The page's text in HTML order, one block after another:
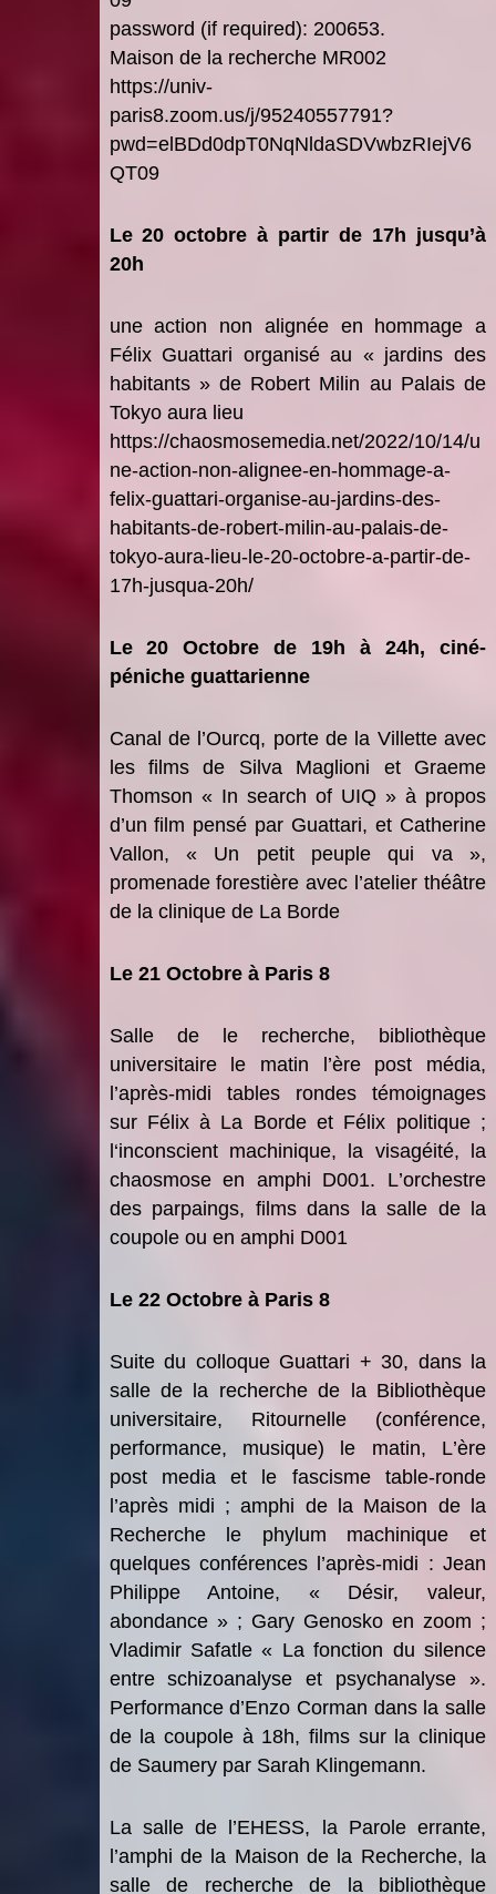
password (if required): 200653.
Maison de la recherche MR002
https://univ-
paris8.zoom.us/j/95240557791?
pwd=elBDd0dpT0NqNldaSDVwbzRIejV6
QT09
Le 20 octobre à partir de 17h jusqu’à
20h
une action non alignée en hommage a
Félix Guattari organisé au « jardins des
habitants » de Robert Milin au Palais de
Tokyo aura lieu
https://chaosmosemedia.net/2022/10/14/u
ne-action-non-alignee-en-hommage-a-
felix-guattari-organise-au-jardins-des-
habitants-de-robert-milin-au-palais-de-
tokyo-aura-lieu-le-20-octobre-a-partir-de-
17h-jusqua-20h/
Le 20 Octobre de 19hà24h, ciné-
péniche guattarienne
Canal de l’Ourcq, porte de la Villette avec
les films de Silva Maglioni et Graeme
Thomson « In search of UIQ » à propos
d’un film pensé par Guattari, et Catherine
Vallon, « Un petit peuple qui va »,
promenade forestière avec l’atelier théâtre
de la clinique de La Borde
Le 21 Octobre à Paris 8
Salle de le recherche, bibliothèque
universitaire
le matin l’ère post média,
l’après-midi tables rondes témoignages
sur Félixà La Bordeet Félix politique;
l‘inconscient machinique, la visagéité, la
chaosmoseen amphi D001. L’orchestre
des parpaings, filmsdans la salle de la
coupole ou en amphi D001
Le 22 Octobre à Paris 8
Suite du colloque Guattari + 30, dans la
salle de la recherche de la Bibliothèque
universitaire, Ritournelle (conférence,
performance, musique) le matin, L’ère
post media et le fascismetable-ronde
l’après midi ; amphi de la Maison de la
Recherche
le phylum machinique et
quelques conférences l’après-midi : Jean
Philippe Antoine, « Désir, valeur,
abondance» ; Gary Genosko en zoom ;
Vladimir Safatle « La fonction du silence
entre schizoanalyse et psychanalyse ».
Performance d’Enzo Corman dans la salle
de la coupole à 18h, films sur la clinique
de Saumery par Sarah Klingemann.
La salle de l’EHESS, la Parole errante,
l’amphi de la Maison de la Recherche, la
salle de recherche de la bibliothèque